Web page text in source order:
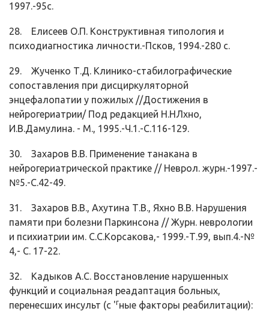
1997.-95с.
28. Елисеев О.П. Конструктивная типология и
психодиагностика личности.-Псков, 1994.-280 с.
29. Жученко Т.Д. Клинико-стабилографические
сопоставления при дисциркуляторной
энцефалопатии у пожилых //Достижения в
нейрогериатрии/ Под редакцией Н.НЛхно,
И.В.Дамулина. - М., 1995.-Ч.1.-С.116-129.
30. Захаров В.В. Применение танакана в
нейрогериатрической практике // Неврол. журн.-1997.-
№5.-С.42-49.
31. Захаров В.В., Ахутина Т.В., Яхно В.В. Нарушения
памяти при болезни Паркинсона // Журн. неврологии
и психиатрии им. С.С.Корсакова,- 1999.-Т.99, вып.4.-№
4,- С. 17-22.
32. Кадыков А.С. Восстановление нарушенных
функций и социальная реадаптация больных,
перенесших инсульт (с 'гные факторы реабилитации):